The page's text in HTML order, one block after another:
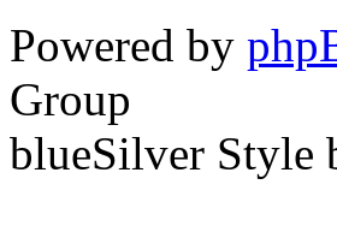
Powered by
Group
blueSilver